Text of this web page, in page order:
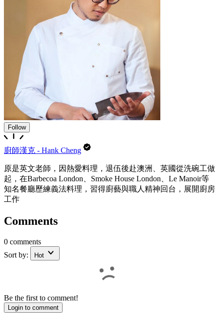
Follow
廚師漢克 - Hank Cheng
原是英文老師，因熱愛料理，退伍後赴澳洲、英國從洗碗工做
起，在Barbecoa London、Smoke House London、Le Manoir等
知名餐廳歷練義法料理，習得廚藝與職人精神回台，展開廚房
工作
Comments
0 comments
Sort by:
Hot
Be the first to comment!
Login to comment